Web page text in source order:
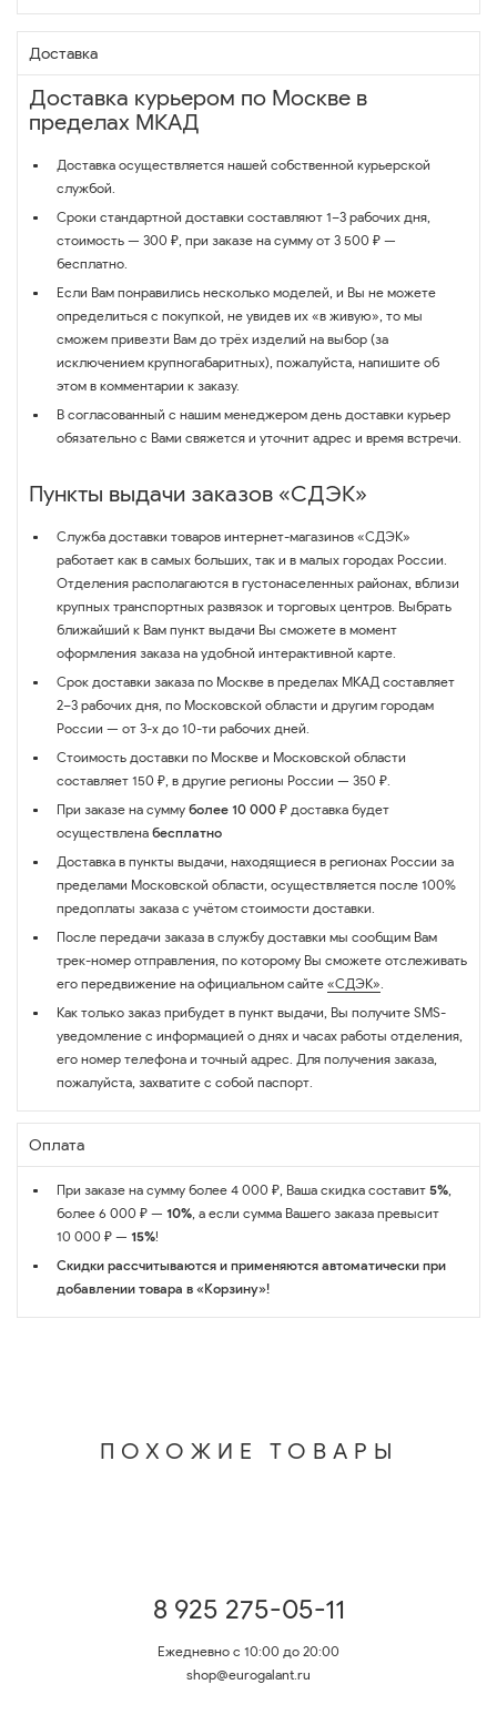
Доставка
Доставка курьером по Москве в
пределах МКАД
Доставка осуществляется нашей собственной курьерской
службой.
Сроки стандартной доставки составляют 1–3 рабочих дня,
стоимость — 300 ₽, при заказе на сумму от 3 500 ₽ —
бесплатно.
Если Вам понравились несколько моделей, и Вы не можете
определиться с покупкой, не увидев их «в живую», то мы
сможем привезти Вам до трёх изделий на выбор (за
исключением крупногабаритных), пожалуйста, напишите об
этом в комментарии к заказу.
В согласованный с нашим менеджером день доставки курьер
обязательно с Вами свяжется и уточнит адрес и время встречи.
Пункты выдачи заказов «СДЭК»
Служба доставки товаров интернет-магазинов «СДЭК»
работает как в самых больших, так и в малых городах России.
Отделения располагаются в густонаселенных районах, вблизи
крупных транспортных развязок и торговых центров. Выбрать
ближайший к Вам пункт выдачи Вы сможете в момент
оформления заказа на удобной интерактивной карте.
Срок доставки заказа по Москве в пределах МКАД составляет
2–3 рабочих дня, по Московской области и другим городам
России — от 3-х до 10-ти рабочих дней.
Стоимость доставки по Москве и Московской области
составляет 150 ₽, в другие регионы России — 350 ₽.
При заказе на сумму более 10 000 ₽ доставка будет
осуществлена бесплатно
Доставка в пункты выдачи, находящиеся в регионах России за
пределами Московской области, осуществляется после 100%
предоплаты заказа с учётом стоимости доставки.
После передачи заказа в службу доставки мы сообщим Вам
трек-номер отправления, по которому Вы сможете отслеживать
его передвижение на официальном сайте «СДЭК».
Как только заказ прибудет в пункт выдачи, Вы получите SMS-
уведомление с информацией о днях и часах работы отделения,
его номер телефона и точный адрес. Для получения заказа,
пожалуйста, захватите с собой паспорт.
Оплата
При заказе на сумму более 4 000 ₽, Ваша скидка составит 5%,
более 6 000 ₽ — 10%, а если сумма Вашего заказа превысит
10 000 ₽ — 15%!
Скидки рассчитываются и применяются автоматически при
добавлении товара в «Корзину»!
ПОХОЖИЕ ТОВАРЫ
8 925 275-05-11
Ежедневно с 10:00 до 20:00
shop@eurogalant.ru